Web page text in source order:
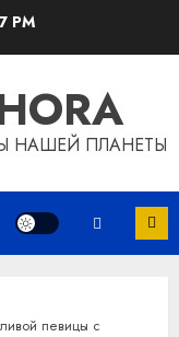
PM
НАШЕЙ ПЛАНЕТЫ
певицы с